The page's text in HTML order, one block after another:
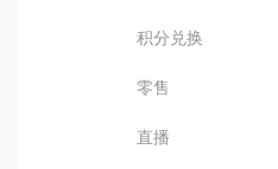
积分兑换
零售
直播